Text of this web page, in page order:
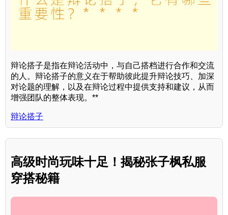
辩论搭子是指在辩论活动中，与自己搭档进行合作和交流
的人。辩论搭子的意义在于帮助彼此提升辩论技巧、加深
对论题的理解，以及在辩论过程中提供支持和建议，从而
增强团队的整体表现。**
辩论搭子
高级时尚玩味十足！揭秘张子枫私服
穿搭秘籍